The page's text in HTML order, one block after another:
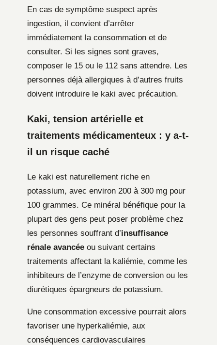
En cas de symptôme suspect après
ingestion, il convient d’arrêter
immédiatement la consommation et de
consulter. Si les signes sont graves,
composer le 15 ou le 112 sans attendre. Les
personnes déjà allergiques à d’autres fruits
doivent introduire le kaki avec précaution.
Kaki, tension artérielle et
traitements médicamenteux : y a-t-
il un risque caché
Le kaki est naturellement riche en
potassium, avec environ 200 à 300 mg pour
100 grammes. Ce minéral bénéfique pour la
plupart des gens peut poser problème chez
les personnes souffrant d’insuffisance
rénale avancée ou suivant certains
traitements affectant la kaliémie, comme les
inhibiteurs de l’enzyme de conversion ou les
diurétiques épargneurs de potassium.
Une consommation excessive pourrait alors
favoriser une hyperkaliémie, aux
conséquences cardiovasculaires